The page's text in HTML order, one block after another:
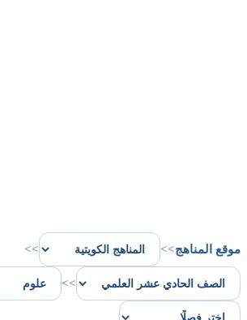
موقع المناهج>>
>>
>>